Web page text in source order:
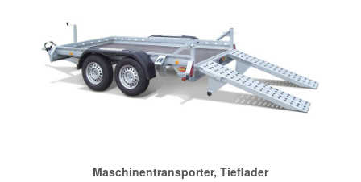
Maschinentransporter, Tieflader